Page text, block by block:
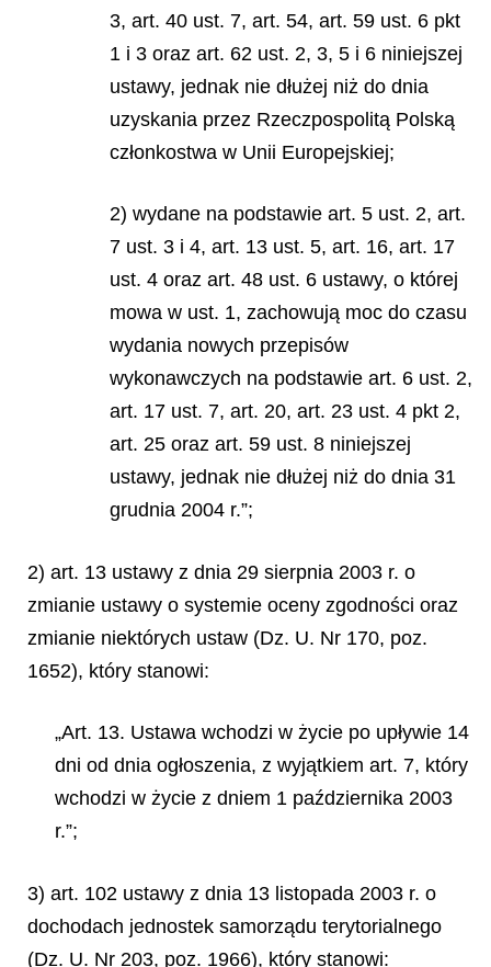
3, art. 40 ust. 7, art. 54, art. 59 ust. 6 pkt
1 i 3 oraz art. 62 ust. 2, 3, 5 i 6 niniejszej
ustawy, jednak nie dłużej niż do dnia
uzyskania przez Rzeczpospolitą Polską
członkostwa w Unii Europejskiej;
2) wydane na podstawie art. 5 ust. 2, art.
7 ust. 3 i 4, art. 13 ust. 5, art. 16, art. 17
ust. 4 oraz art. 48 ust. 6 ustawy, o której
mowa w ust. 1, zachowują moc do czasu
wydania nowych przepisów
wykonawczych na podstawie art. 6 ust. 2,
art. 17 ust. 7, art. 20, art. 23 ust. 4 pkt 2,
art. 25 oraz art. 59 ust. 8 niniejszej
ustawy, jednak nie dłużej niż do dnia 31
grudnia 2004 r.”;
2) art. 13 ustawy z dnia 29 sierpnia 2003 r. o
zmianie ustawy o systemie oceny zgodności oraz
zmianie niektórych ustaw (Dz. U. Nr 170, poz.
1652), który stanowi:
„Art. 13. Ustawa wchodzi w życie po upływie 14
dni od dnia ogłoszenia, z wyjątkiem art. 7, który
wchodzi w życie z dniem 1 października 2003
r.”;
3) art. 102 ustawy z dnia 13 listopada 2003 r. o
dochodach jednostek samorządu terytorialnego
(Dz. U. Nr 203, poz. 1966), który stanowi: